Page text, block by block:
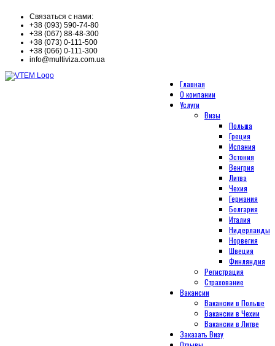
Связаться с нами:
+38 (093) 590-74-80
+38 (067) 88-48-300
+38 (073) 0-111-500
+38 (066) 0-111-300
info@multiviza.com.ua
Главная
О компании
Услуги
Визы
Польша
Греция
Испания
Эстония
Венгрия
Литва
Чехия
Германия
Болгария
Италия
Нидерланды
Норвегия
Швеция
Финляндия
Регистрация
Страхование
Вакансии
Вакансии в Польше
Вакансии в Чехии
Вакансии в Литве
Заказать Визу